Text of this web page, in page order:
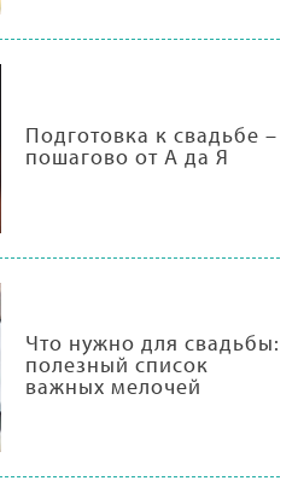
Подготовка к свадьбе –
пошагово от А да Я
Что нужно для свадьбы:
полезный список
важных мелочей